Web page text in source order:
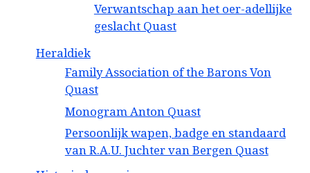
Verwantschap aan het oer-adellijke
geslacht Quast
Heraldiek
Family Association of the Barons Von
Quast
Monogram Anton Quast
Persoonlijk wapen, badge en standaard
van R.A.U. Juchter van Bergen Quast